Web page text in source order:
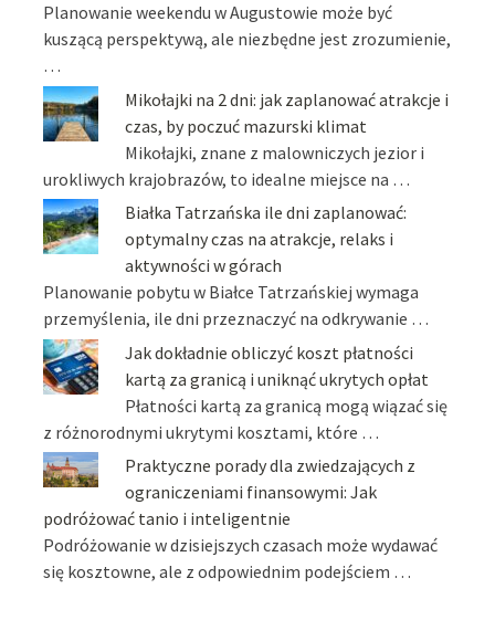
Planowanie weekendu w Augustowie może być
kuszącą perspektywą, ale niezbędne jest zrozumienie,
…
Mikołajki na 2 dni: jak zaplanować atrakcje i
czas, by poczuć mazurski klimat
Mikołajki, znane z malowniczych jezior i
urokliwych krajobrazów, to idealne miejsce na …
Białka Tatrzańska ile dni zaplanować:
optymalny czas na atrakcje, relaks i
aktywności w górach
Planowanie pobytu w Białce Tatrzańskiej wymaga
przemyślenia, ile dni przeznaczyć na odkrywanie …
Jak dokładnie obliczyć koszt płatności
kartą za granicą i uniknąć ukrytych opłat
Płatności kartą za granicą mogą wiązać się
z różnorodnymi ukrytymi kosztami, które …
Praktyczne porady dla zwiedzających z
ograniczeniami finansowymi: Jak
podróżować tanio i inteligentnie
Podróżowanie w dzisiejszych czasach może wydawać
się kosztowne, ale z odpowiednim podejściem …